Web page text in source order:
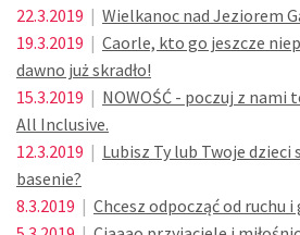
22.3.2019 | Wielkanoc nad Jeziorem
19.3.2019 | Caorle, kto go jeszcze
dawno już skradło!
15.3.2019 | NOWOŚĆ - poczuj z nami
All Inclusive.
12.3.2019 | Lubisz Ty lub Twoje dzieci
basenie?
8.3.2019 | Chcesz odpocząć od ruchu